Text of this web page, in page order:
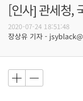
[인사] 관세청,
2020-07-24 18:51:48
장상유 기자 -